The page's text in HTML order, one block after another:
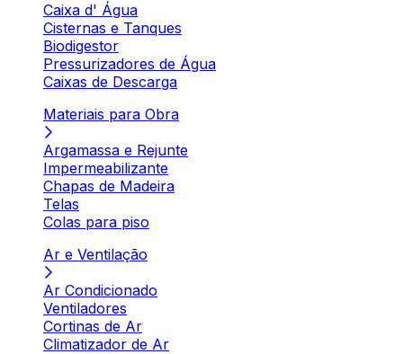
Caixa d' Água
Cisternas e Tanques
Biodigestor
Pressurizadores de Água
Caixas de Descarga
Materiais para Obra
Argamassa e Rejunte
Impermeabilizante
Chapas de Madeira
Telas
Colas para piso
Ar e Ventilação
Ar Condicionado
Ventiladores
Cortinas de Ar
Climatizador de Ar